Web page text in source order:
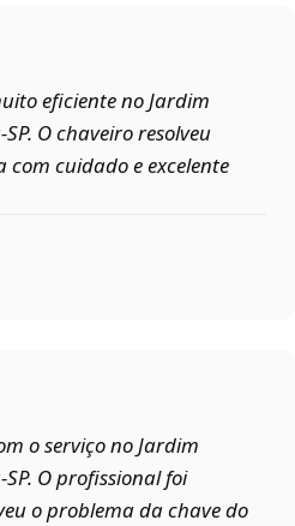
eficiente no Jardim
O chaveiro resolveu
cuidado e excelente
o serviço no Jardim
O profissional foi
o problema da chave do